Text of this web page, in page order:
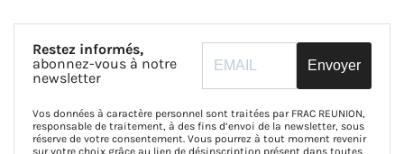
Restez informés,
abonnez-vous à notre
newsletter
Envoyer
Vos données à caractère personnel sont traitées par FRAC REUNION,
responsable de traitement, à des fins d’envoi de la newsletter, sous
réserve de votre consentement. Vous pourrez à tout moment revenir
sur votre choix grâce au lien de désinscription présent dans toutes